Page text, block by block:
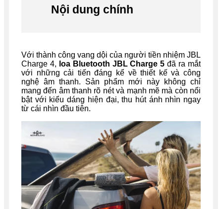
Nội dung chính
Với thành công vang dội của người tiền nhiệm JBL
Charge 4, loa Bluetooth JBL Charge 5 đã ra mắt
với những cải tiến đáng kể về thiết kế và công
nghệ âm thanh. Sản phẩm mới này không chỉ
mang đến âm thanh rõ nét và mạnh mẽ mà còn nổi
bật với kiểu dáng hiện đại, thu hút ánh nhìn ngay
từ cái nhìn đầu tiên.